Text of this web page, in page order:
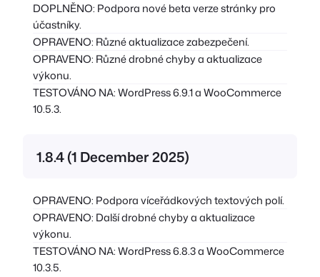
DOPLNĚNO: Podpora nové beta verze stránky pro
účastníky.
OPRAVENO: Různé aktualizace zabezpečení.
OPRAVENO: Různé drobné chyby a aktualizace
výkonu.
TESTOVÁNO NA: WordPress 6.9.1 a WooCommerce
10.5.3.
1.8.4 (1 December 2025)
OPRAVENO: Podpora víceřádkových textových polí.
OPRAVENO: Další drobné chyby a aktualizace
výkonu.
TESTOVÁNO NA: WordPress 6.8.3 a WooCommerce
10.3.5.